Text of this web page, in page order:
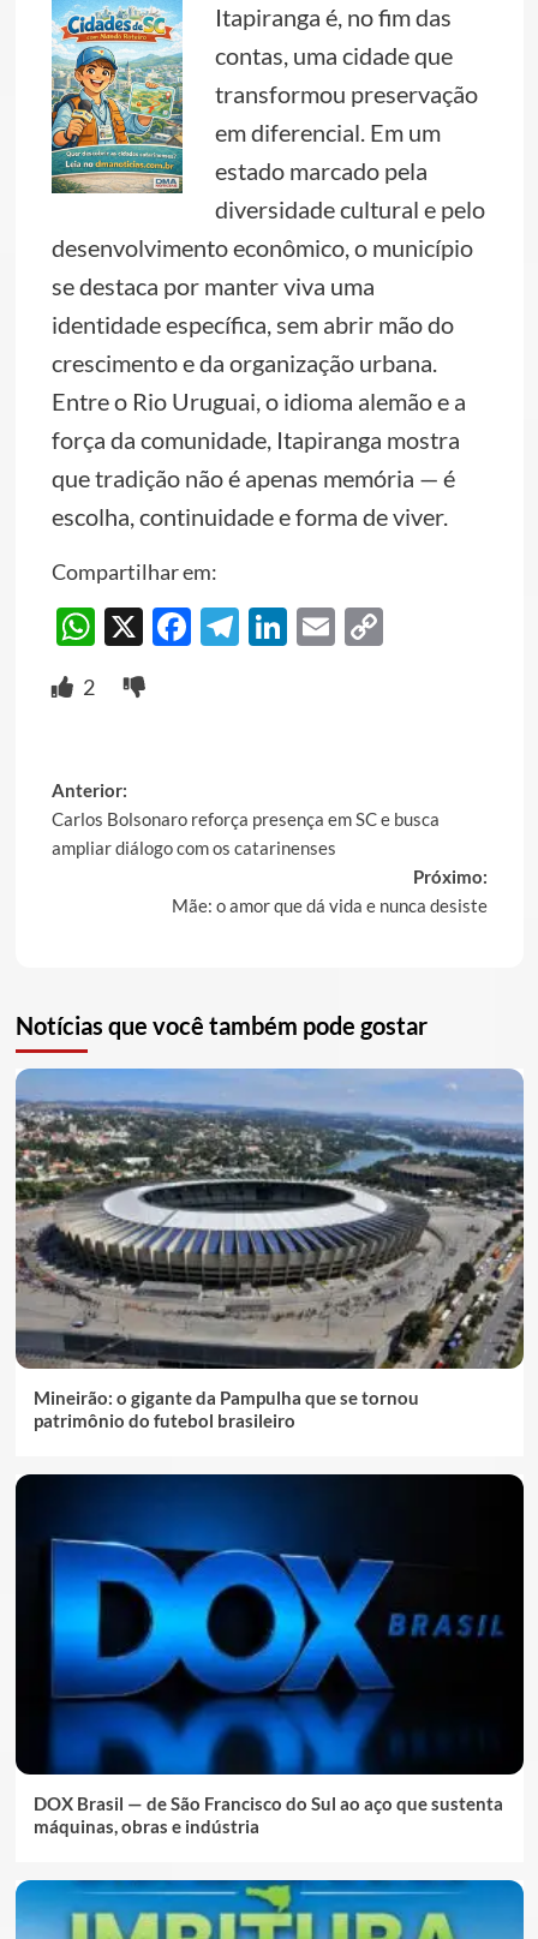
Itapiranga é, no fim das
contas, uma cidade que
transformou preservação
em diferencial. Em um
estado marcado pela
diversidade cultural e pelo
desenvolvimento econômico, o município
se destaca por manter viva uma
identidade específica, sem abrir mão do
crescimento e da organização urbana.
Entre o Rio Uruguai, o idioma alemão e a
força da comunidade, Itapiranga mostra
que tradição não é apenas memória — é
escolha, continuidade e forma de viver.
Compartilhar em:
WhatsApp
X Facebook
Telegram
LinkedIn
EmailCopy
2
Post
navigation
Anterior:
Carlos Bolsonaro reforça presença em SC e busca
ampliar diálogo com os catarinenses
Próximo:
Mãe: o amor que dá vida e nunca desiste
Notícias que você também pode gostar
Mineirão: o gigante da Pampulha que se tornou
patrimônio do futebol brasileiro
DOX Brasil — de São Francisco do Sul ao aço que sustenta
máquinas, obras e indústria